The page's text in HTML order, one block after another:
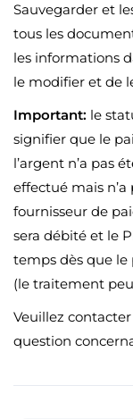
Sauvegarder et
tous les
les informations
le modifier et de
Important: le
signifier que le
l’argent n’a pas
effectué mais
fournisseur de
sera débité et le
temps dès que
(le traitement
Veuillez
question